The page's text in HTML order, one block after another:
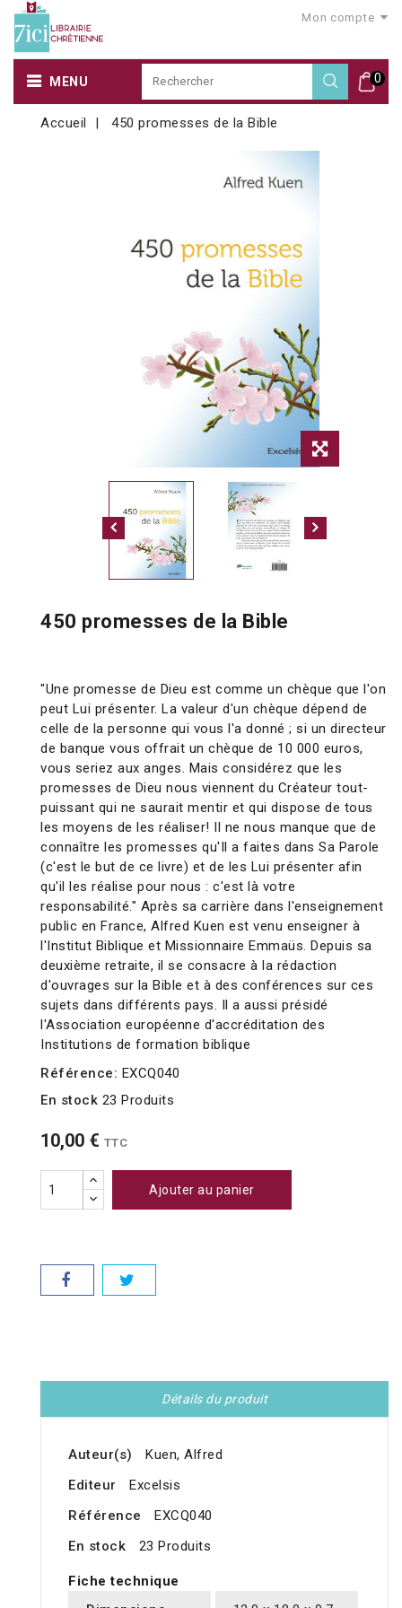
Mon compte
0
MENU
Accueil 450 promesses de la Bible
450 promesses de la Bible
"Une promesse de Dieu est comme un chèque que l'on
peut Lui présenter. La valeur d'un chèque dépend de
celle de la personne qui vous l'a donné ; si un directeur
de banque vous offrait un chèque de 10 000 euros,
vous seriez aux anges. Mais considérez que les
promesses de Dieu nous viennent du Créateur tout-
puissant qui ne saurait mentir et qui dispose de tous
les moyens de les réaliser! Il ne nous manque que de
connaître les promesses qu'Il a faites dans Sa Parole
(c'est le but de ce livre) et de les Lui présenter afin
qu'il les réalise pour nous : c'est là votre
responsabilité." Après sa carrière dans l'enseignement
public en France, Alfred Kuen est venu enseigner à
l'Institut Biblique et Missionnaire Emmaüs. Depuis sa
deuxième retraite, il se consacre à la rédaction
d'ouvrages sur la Bible et à des conférences sur ces
sujets dans différents pays. Il a aussi présidé
l'Association européenne d'accréditation des
Institutions de formation biblique
Référence: EXCQ040
En stock 23 Produits
10,00 € TTC
Ajouter au panier
Détails du produit
Auteur(s)
Kuen, Alfred
Editeur
Excelsis
Référence
EXCQ040
En stock
23 Produits
Fiche technique